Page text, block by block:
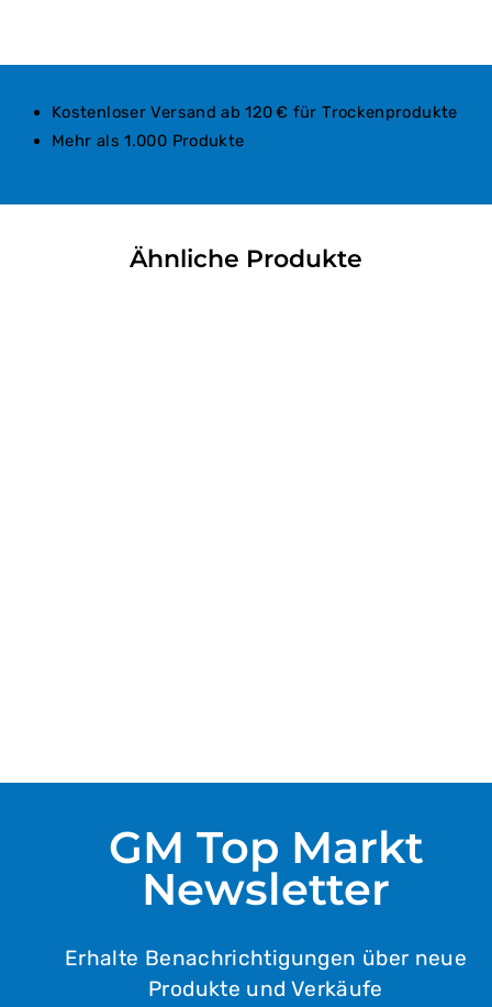
Kostenloser Versand ab 120 € für Trockenprodukte
Mehr als 1.000 Produkte
Ähnliche Produkte
GM Top Markt
Newsletter
Erhalte Benachrichtigungen über neue
Produkte und Verkäufe